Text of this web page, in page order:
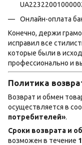
Онлайн-оплата
Конечно, держи
исправил все
которые были в
профессионально и
Политика
Возврат и обмен
осуществляется в
потребителей».
Сроки возврата и
возможен в течение